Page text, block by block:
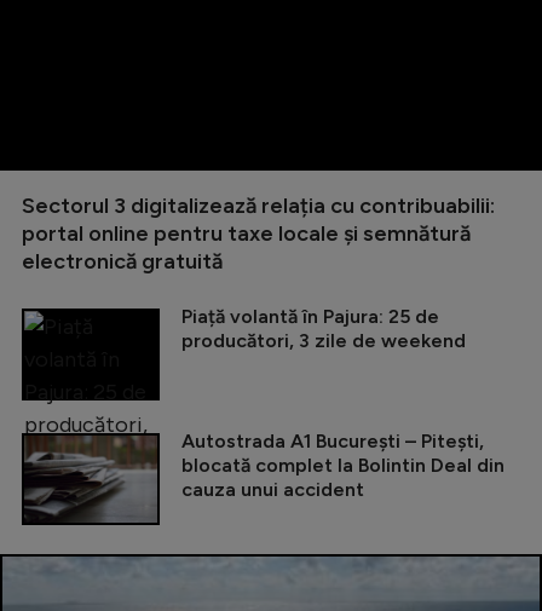
Sectorul 3 digitalizează relația cu contribuabilii:
portal online pentru taxe locale și semnătură
electronică gratuită
Piață volantă în Pajura: 25 de
producători, 3 zile de weekend
Autostrada A1 București – Pitești,
blocată complet la Bolintin Deal din
cauza unui accident